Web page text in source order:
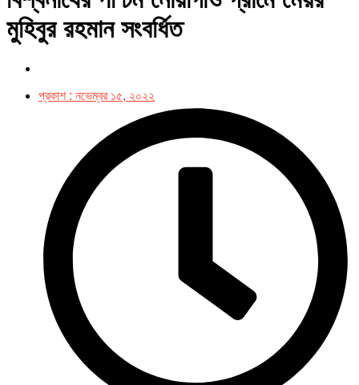
মুহিবুর রহমান সংবর্ধিত
প্রকাশ : নভেম্বর ১৫, ২০২২